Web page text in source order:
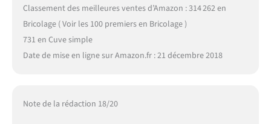
Classement des meilleures ventes d’Amazon : 314 262 en
Bricolage ( Voir les 100 premiers en Bricolage )
731 en Cuve simple
Date de mise en ligne sur Amazon.fr : 21 décembre 2018
Note de la rédaction 18/20